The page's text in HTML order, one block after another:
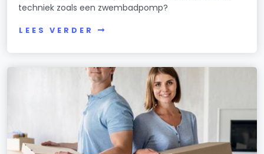
techniek zoals een zwembadpomp?
LEES VERDER